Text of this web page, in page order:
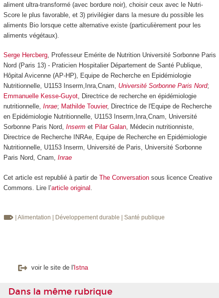
aliment ultra-transformé (avec bordure noir), choisir ceux avec le Nutri-
Score le plus favorable, et 3) privilégier dans la mesure du possible les
aliments Bio lorsque cette alternative existe (particulièrement pour les
aliments végétaux).
Serge Hercberg, Professeur Emérite de Nutrition Université Sorbonne Paris
Nord (Paris 13) - Praticien Hospitalier Département de Santé Publique,
Hôpital Avicenne (AP-HP), Equipe de Recherche en Epidémiologie
Nutritionnelle, U1153 Inserm,Inra,Cnam, Université Sorbonne Paris Nord;
Emmanuelle Kesse-Guyot, Directrice de recherche en épidémiologie
nutritionnelle, Inrae; Mathilde Touvier, Directrice de l'Equipe de Recherche
en Epidémiologie Nutritionnelle, U1153 Inserm,Inra,Cnam, Université
Sorbonne Paris Nord, Insermet Pilar Galan, Médecin nutritionniste,
Directrice de Recherche INRAe, Equipe de Recherche en Epidémiologie
Nutritionnelle, U1153 Inserm, Université de Paris, Université Sorbonne
Paris Nord, Cnam, Inrae
Cet article est republié à partir de The Conversationsous licence Creative
Commons. Lire l’article original
| Alimentation | Développement durable | Santé publique
voir le site de l' Istna
Dans la même rubrique